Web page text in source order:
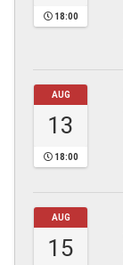
18:00
AUG
13
18:00
AUG
15